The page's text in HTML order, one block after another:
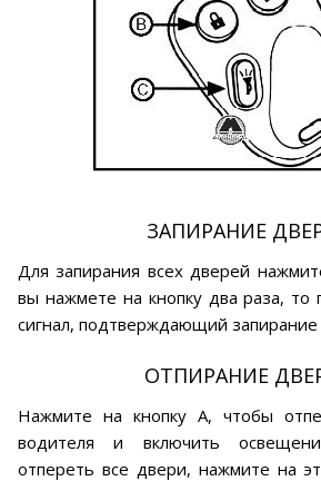
ЗАПИРАНИЕ
Для запирания всех дверей
вы нажмете на кнопку два раза, то
сигнал, подтверждающий запирание
ОТПИРАНИЕ
Нажмите на кнопку А, чтобы
водителя и включить
отпереть все двери, нажмите на